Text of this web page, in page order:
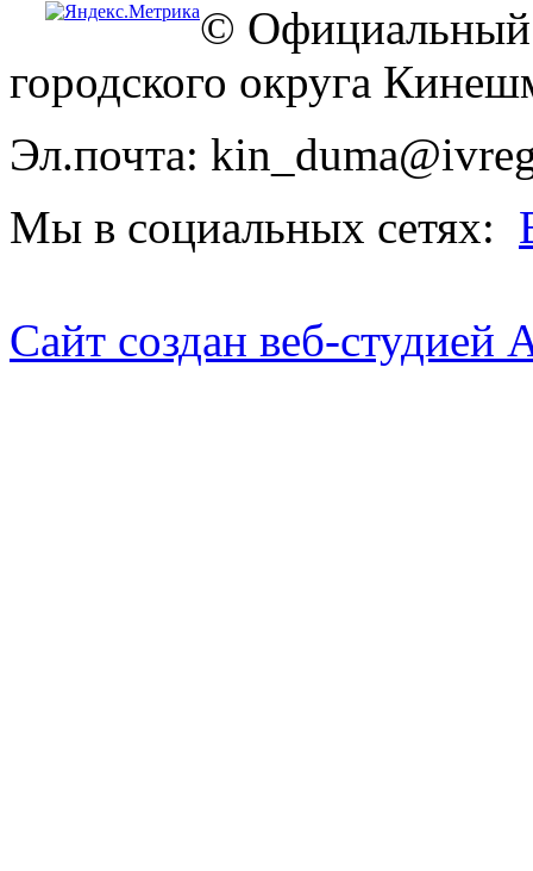
© Официальный
городского округа
Эл.почта:
Мы в социальных сетях:
Сайт создан веб-студией